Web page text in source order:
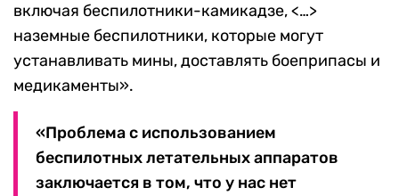
включая беспилотники-камикадзе, <…>
наземные беспилотники, которые могут
устанавливать мины, доставлять боеприпасы и
медикаменты».
«Проблема с использованием
беспилотных летательных аппаратов
заключается в том, что у нас нет